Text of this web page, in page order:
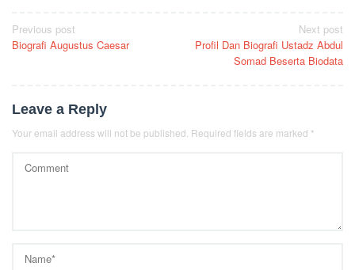
Post
navigation
Previous post
Biografi Augustus Caesar
Next post
Profil Dan Biografi Ustadz Abdul
Somad Beserta Biodata
Leave a Reply
Your email address will not be published. Required fields are marked *